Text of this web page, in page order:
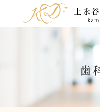
歯